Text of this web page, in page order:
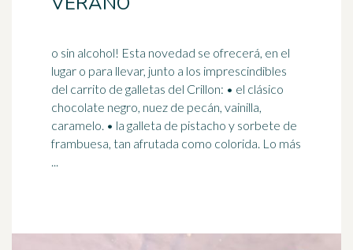
o sin alcohol! Esta novedad se ofrecerá, en el
lugar o para llevar, junto a los imprescindibles
del carrito de galletas del Crillon: • el clásico
chocolate negro, nuez de pecán, vainilla,
caramelo. • la galleta de pistacho y sorbete de
frambuesa, tan afrutada como colorida. Lo más
...